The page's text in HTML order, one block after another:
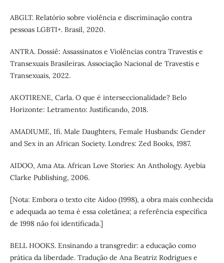
ABGLT. Relatório sobre violência e discriminação contra
pessoas LGBTI+. Brasil, 2020.
ANTRA. Dossiê: Assassinatos e Violências contra Travestis e
Transexuais Brasileiras. Associação Nacional de Travestis e
Transexuais, 2022.
AKOTIRENE, Carla. O que é interseccionalidade? Belo
Horizonte: Letramento: Justificando, 2018.
AMADIUME, Ifi. Male Daughters, Female Husbands: Gender
and Sex in an African Society. Londres: Zed Books, 1987.
AIDOO, Ama Ata. African Love Stories: An Anthology. Ayebia
Clarke Publishing, 2006.
[Nota: Embora o texto cite Aidoo (1998), a obra mais conhecida
e adequada ao tema é essa coletânea; a referência específica
de 1998 não foi identificada.]
BELL HOOKS. Ensinando a transgredir: a educação como
prática da liberdade. Tradução de Ana Beatriz Rodrigues e